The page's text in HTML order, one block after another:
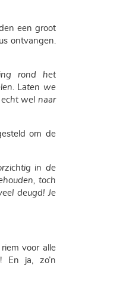
een groot
ontvangen.
rond het
Laten we
wel naar
om de
in de
toch
deugd! Je
voor alle
En ja, zo’n